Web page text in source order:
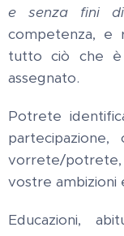
e senza fini
competenza, e
tutto ciò che è
assegnato.
Potrete
vorrete/
vostre ambizioni
Educazioni,